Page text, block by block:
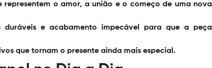
o amor, a união e o começo de uma nova
e acabamento impecável para que a peça
que tornam o presente ainda mais especial.